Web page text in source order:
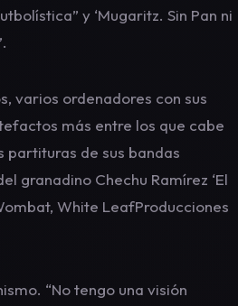
y ‘Mugaritz. Sin Pan ni
varios ordenadores con sus
más entre los que cabe
partituras de sus bandas
granadino Chechu Ramírez ‘El
White LeafProducciones
“No tengo una visión